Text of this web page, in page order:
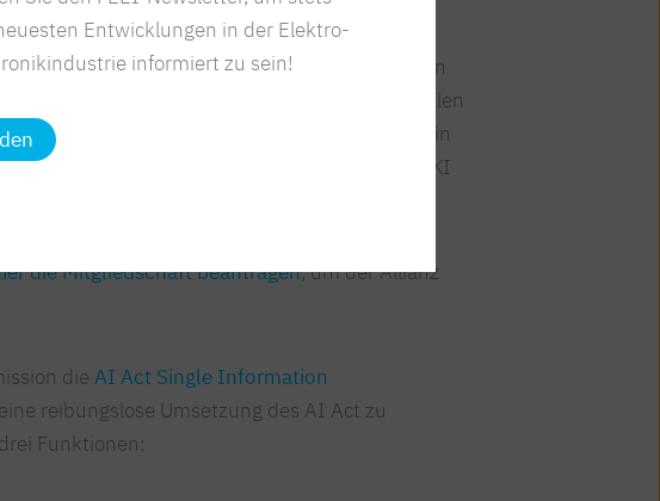
in der ApplyAI Allianceihre Interessen
zwischen den bereits eingerichteten
for AI Science in Europe (RAISE)“ sollen
stärken und weiterentwickeln. Zudem soll ein
werden, welches aktuelle und zukünftige KI
soll.
die Mitgliedschaft beantragen, um der Allianz
dieAI Act Single Information
reibungslose Umsetzung des AI Act zu
Funktionen:
Entwicklungen in der Elektro-
informiert zu sein!